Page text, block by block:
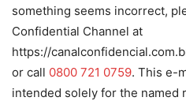
something seems incorrect,
Confidential Channel at
https://
or call 0800 721 0759. This e-
intended solely for the named